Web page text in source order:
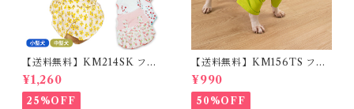
【送料無料】KM214SK フレ
ブル 女の子 スカート ワンピー
ス夏 フリル 犬服 ドックウェア
¥1,260
25%OFF
【送料無料】KM156TS フレ
ブル Tシャツ フレンチブルド
ック レモン柄 犬服 ドックウェ
ア
¥990
50%OFF